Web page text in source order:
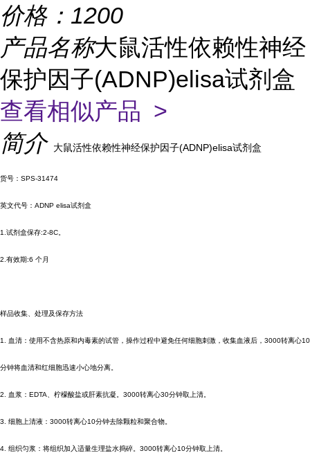
价格： 1200
产品名称大鼠活性依赖性神经
保护因子(ADNP)elisa试剂盒
查看相似产品 >
简介
大鼠活性依赖性神经保护因子(ADNP)elisa试剂盒
货号：SPS-31474
英文代号：ADNP elisa试剂盒
1.试剂盒保存:2-8C。
2.有效期:6 个月
样品收集、处理及保存方法
1. 血清：使用不含热原和内毒素的试管，操作过程中避免任何细胞刺激，收集血液后，3000转离心10
分钟将血清和红细胞迅速小心地分离。
2. 血浆：EDTA、柠檬酸盐或肝素抗凝。3000转离心30分钟取上清。
3. 细胞上清液：3000转离心10分钟去除颗粒和聚合物。
4. 组织匀浆：将组织加入适量生理盐水捣碎。3000转离心10分钟取上清。